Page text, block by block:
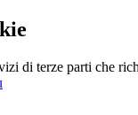
di terze parti che